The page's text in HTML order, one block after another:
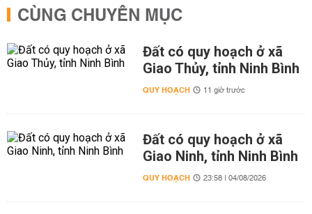
CÙNG CHUYÊN MỤC
Đất có quy hoạch ở xã
Giao Thủy, tỉnh Ninh Bình
QUY HOẠCH 11 giờ trước
Đất có quy hoạch ở xã
Giao Ninh, tỉnh Ninh Bình
QUY HOẠCH 23:58 | 04/08/2026